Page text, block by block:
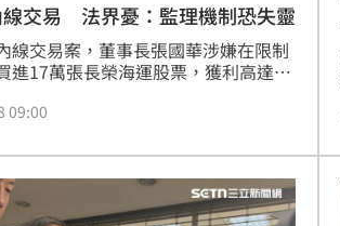
線交易 法界憂：監理機制恐失靈
線交易案，董事長張國華涉嫌在限制
進17萬張長榮海運股票，獲利高達21
法界質疑金融監理明顯失靈。
09:00